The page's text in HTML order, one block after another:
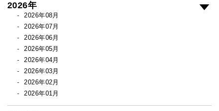
2026年
2026年08月
2026年07月
2026年06月
2026年05月
2026年04月
2026年03月
2026年02月
2026年01月